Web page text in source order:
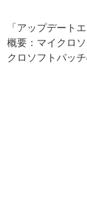
「アップデート
概要：マイクロ
クロソフトパッ